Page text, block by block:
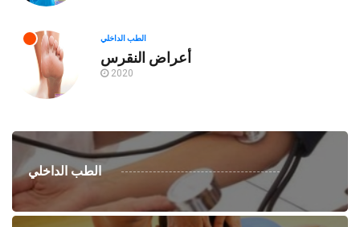
الطب الداخلي
أعراض النقرس
2020
الطب الداخلي